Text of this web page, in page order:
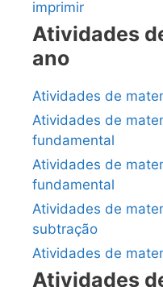
imprimir
Atividades
ano
Atividades de
Atividades de
fundamental
Atividades de
fundamental
Atividades de
subtração
Atividades de
Atividades